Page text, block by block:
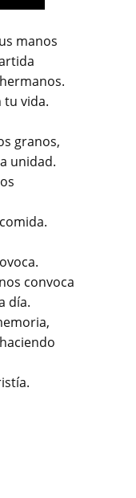
manos
tu vida.
granos,
unidad.
convoca
día.